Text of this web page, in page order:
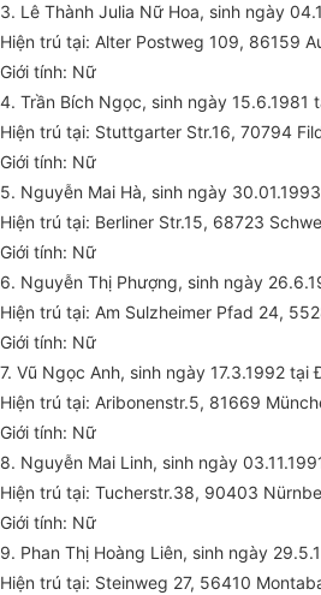
3. Lê Thành Julia Nữ Hoa, sinh ngày
Hiện trú tại: Alter Postweg 109, 86159
Giới tính: Nữ
4. Trần Bích Ngọc, sinh ngày 15.6.1981
Hiện trú tại: Stuttgarter Str.16, 70794
Giới tính: Nữ
5. Nguyễn Mai Hà, sinh ngày
Hiện trú tại: Berliner Str.15, 68723
Giới tính: Nữ
6. Nguyễn Thị Phượng, sinh ngày
Hiện trú tại: Am Sulzheimer Pfad 24,
Giới tính: Nữ
7. Vũ Ngọc Anh, sinh ngày 17.3.1992 tại
Hiện trú tại: Aribonenstr.5, 81669
Giới tính: Nữ
8. Nguyễn Mai Linh, sinh ngày
Hiện trú tại: Tucherstr.38, 90403
Giới tính: Nữ
9. Phan Thị Hoàng Liên, sinh ngày
Hiện trú tại: Steinweg 27, 56410